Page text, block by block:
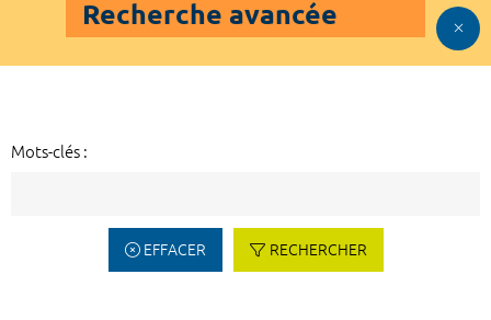
Recherche avancée
Mots-clés :
EFFACER RECHERCHER